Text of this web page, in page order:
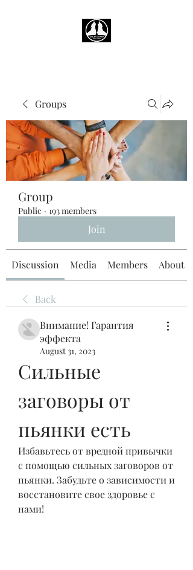
Groups
Group
Public · 193 members
Join
Discussion Media Members About
Back
Внимание! Гарантия
эффекта
August 31, 2023
Сильные
заговоры от
пьянки есть
Избавьтесь от вредной привычки
с помощью сильных заговоров от
пьянки. Забудьте о зависимости и
восстановите свое здоровье с
нами!